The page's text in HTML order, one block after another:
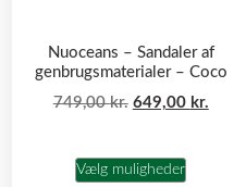
Nuoceans – Sandaler af
genbrugsmaterialer – Coco
749,00kr. 649,00 kr.
Vælg muligheder